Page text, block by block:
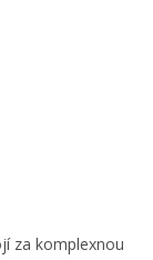
za komplexnou